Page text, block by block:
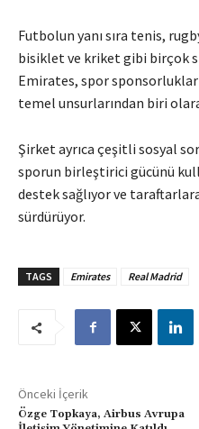
Futbolun yanı sıra tenis,
bisiklet ve kriket gibi birçok
Emirates, spor
temel unsurlarından biri
Şirket ayrıca çeşitli sosyal
sporun birleştirici gücünü
destek sağlıyor ve
sürdürüyor.
TAGS Emirates Real Madrid
Önceki İçerik
Özge Topkaya, Airbus Avrupa